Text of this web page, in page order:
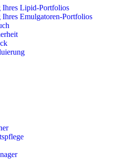
Ihres Lipid-Portfolios
Emulgatoren-Portfolios